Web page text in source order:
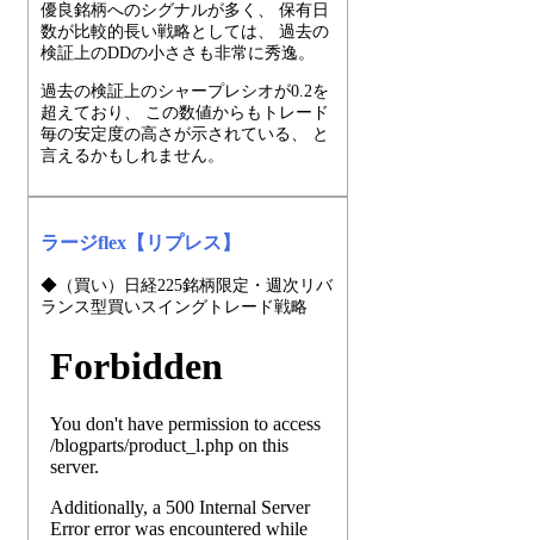
優良銘柄へのシグナルが多く、 保有日
数が比較的長い戦略としては、 過去の
検証上のDDの小ささも非常に秀逸。
過去の検証上のシャープレシオが0.2を
超えており、 この数値からもトレード
毎の安定度の高さが示されている、 と
言えるかもしれません。
ラージflex【リプレス】
◆（買い）日経225銘柄限定・週次リバ
ランス型買いスイングトレード戦略